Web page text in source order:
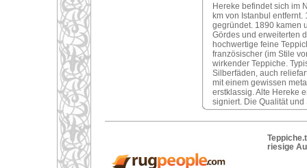
Hereke befindet sich im
km von Istanbul
gegründet. 1890 kamen
Gördes und erweiterten
hochwertige feine
französischer (im Stile
wirkender Teppiche.
Silberfäden, auch
mit einem gewissen
erstklassig. Alte Hereke
signiert. Die Qualität
riesige